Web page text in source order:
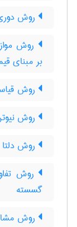
روش
روش
بر مبنای
روش
روش
روش دلتا
روش
گسسته
روش